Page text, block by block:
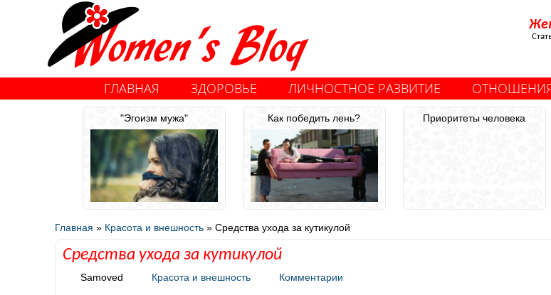
ГЛАВНАЯ ЗДОРОВЬЕ ЛИЧНОСТНОЕ РАЗВИТИЕ
"Эгоизм мужа" Как победить лень? Приоритеты человека
Главная » Красота и внешность »Средства ухода за кутикулой
Средства ухода за кутикулой
Samoved Красота и внешность Комментарии